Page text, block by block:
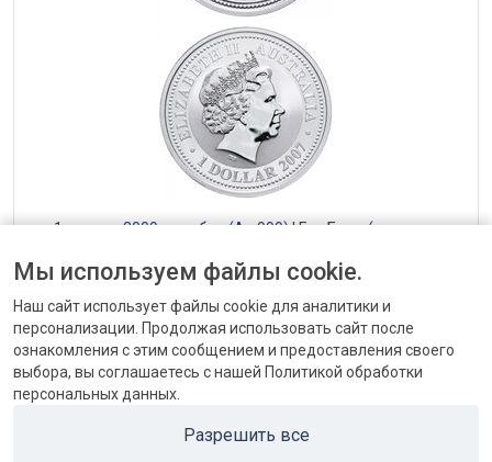
— 1 доллар 2009, серебро (Ag 999) | Год Быка (золочение,
от 2632 до 2634 ₽
Мы используем файлы cookie.
Наш сайт использует файлы cookie для аналитики и
персонализации. Продолжая использовать сайт после
ознакомления с этим сообщением и предоставления своего
выбора, вы соглашаетесь с нашей Политикой обработки
персональных данных.
Разрешить все